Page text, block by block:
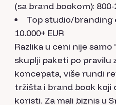
(sa brand bookom): 800-
Top studio/branding
10.000+ EUR
Razlika u ceni nije samo
skuplji paketi po pravilu
koncepata, više rundi
tržišta i brand book koji
koristi. Za mali biznis u